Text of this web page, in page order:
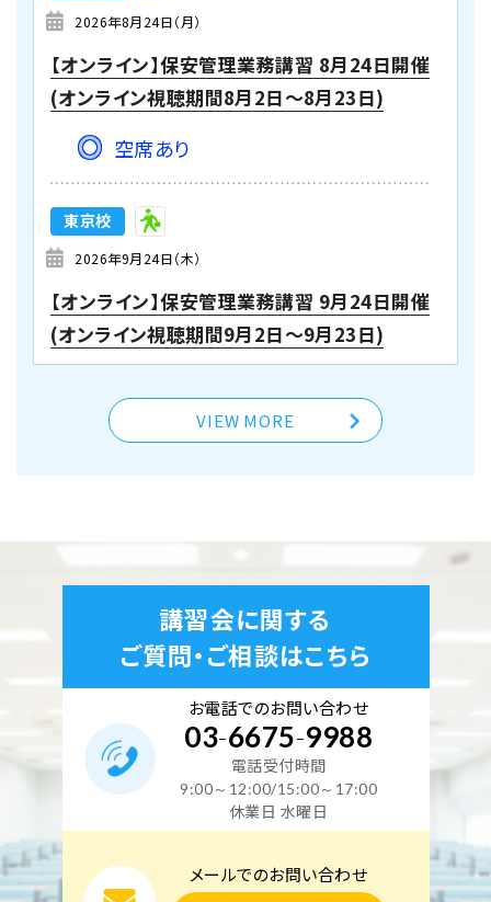
2026年8月24日（月）
【オンライン】保安管理業務講習 8月24日開催
(オンライン視聴期間8月2日～8月23日)
空席あり
東京校
2026年9月24日（木）
【オンライン】保安管理業務講習 9月24日開催
(オンライン視聴期間9月2日～9月23日)
【オンライン】保安管理業務講習 10月27日開
空席あり
東京校
2026年11月24日（火）
【オンライン】保安管理業務講習 11月24日開
催(オンライン視聴期間11月2日～11月23日)
VIEW MORE
講習会に関する
ご質問・ご相談はこちら
お電話でのお問い合わせ
03-6675-9988
電話受付時間
9:00～12:00/15:00～17:00
休業日 水曜日
メールでのお問い合わせ